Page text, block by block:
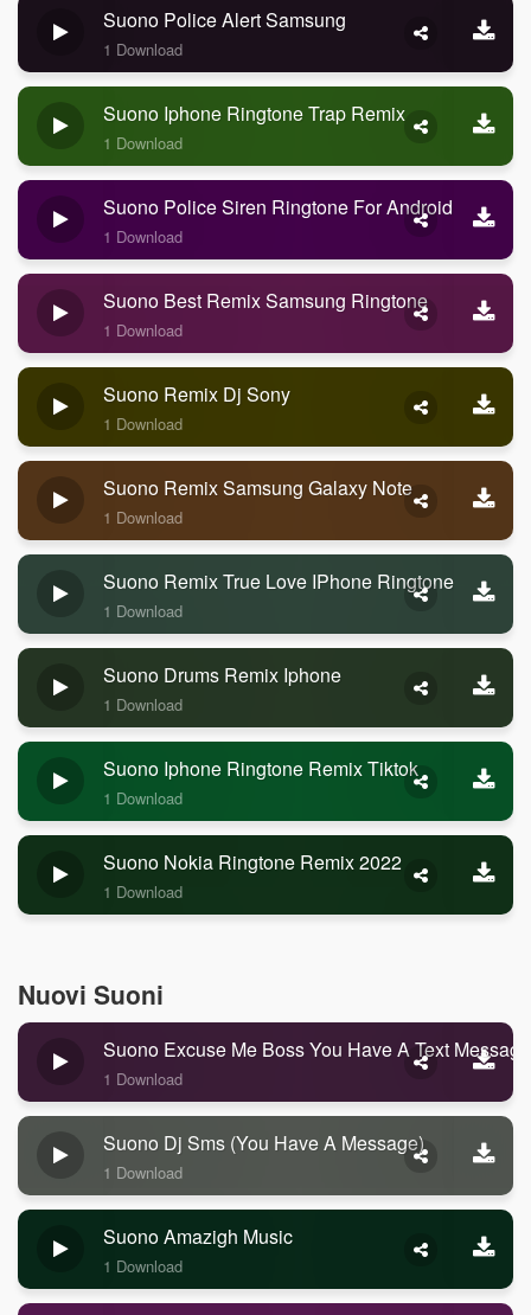
Suono Police Alert Samsung
1 Download
Suono Iphone Ringtone Trap Remix
1 Download
Suono Police Siren Ringtone For Android
1 Download
Suono Best Remix Samsung Ringtone
1 Download
Suono Remix Dj Sony
1 Download
Suono Remix Samsung Galaxy Note
1 Download
Suono Remix True Love IPhone Ringtone
1 Download
Suono Drums Remix Iphone
1 Download
Suono Iphone Ringtone Remix Tiktok
1 Download
Suono Nokia Ringtone Remix 2022
1 Download
Nuovi Suoni
Suono Excuse Me Boss You Have A Text Message
1 Download
Suono Dj Sms (you Have A Message)
1 Download
Suono Amazigh Music
1 Download